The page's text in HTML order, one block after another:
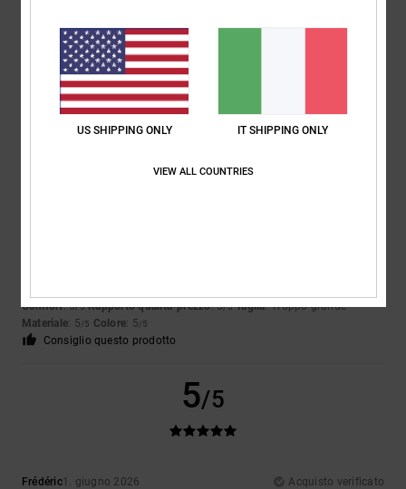
Mostra originale - Français
Comfort: 5/5 Rapporto qualità-prezzo
Materiale: 5/5 Colore: 5/5
Consiglio questo prodotto
5/5
Comfort: 5/5 Rapporto qualità-prezzo: 5/5 Taglia: Troppo grande
Materiale: 5/5 Colore: 5/5
Consiglio questo prodotto
5/5
Frédéric1. giugno 2026
Acquisto verificato
US SHIPPING ONLY IT SHIPPING ONLY
VIEW ALL COUNTRIES